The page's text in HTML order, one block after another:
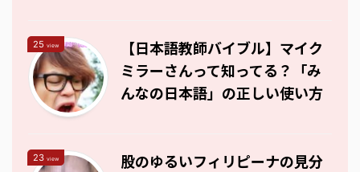
25 view
【日本語教師バイブル】マイク
ミラーさんって知ってる？「み
んなの日本語」の正しい使い方
23 view
股のゆるいフィリピーナの見分